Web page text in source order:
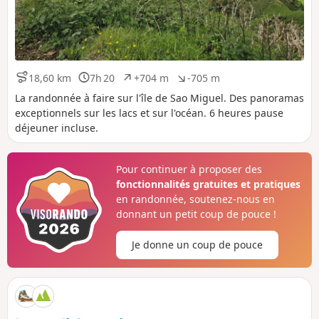
18,60 km
D
i
s
t
a
n
7h 20
D
u
r
é
e
+704 m
D
é
n
i
e
é
p
o
s
f
-705 m
D
é
n
i
e
é
n
é
g
a
f
La randonnée à faire sur l'île de Sao Miguel. Des panoramas
exceptionnels sur les lacs et sur l'océan. 6 heures pause
déjeuner incluse.
Pour continuer à proposer des
fonctionnalités gratuites et pratiques
en randonnée, soutenez-nous en
donnant un petit coup de pouce !
Je donne un coup de pouce